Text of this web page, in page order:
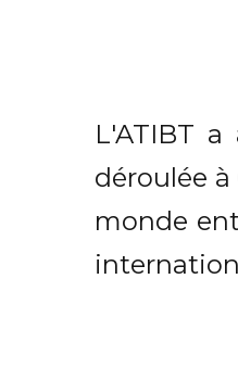
L'ATIBT
déroulée
monde